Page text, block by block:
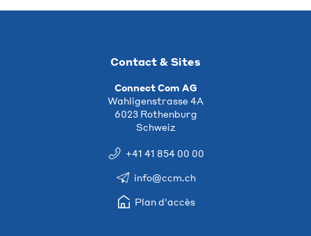
Contact & Sites
Connect Com AG
Wahligenstrasse 4A
6023 Rothenburg
Schweiz
+41 41 854 00 00
info@ccm.ch
Plan d'accès